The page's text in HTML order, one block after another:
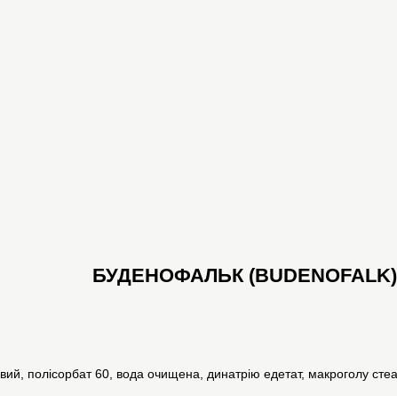
БУДЕНОФАЛЬК (BUDENOFALK)
полісорбат 60, вода очищена, динатрію едетат, макроголу